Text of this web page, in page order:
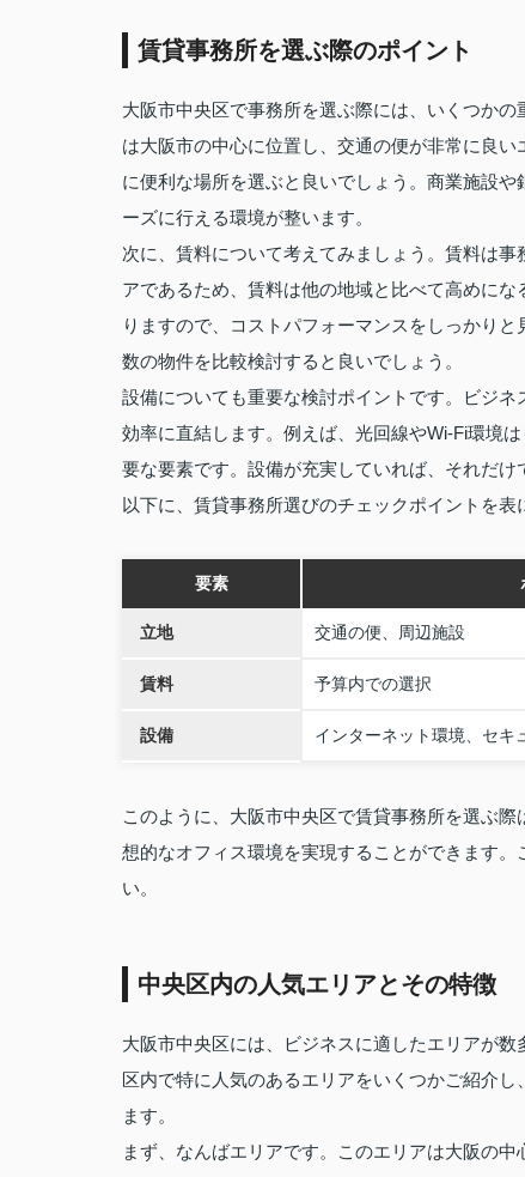
賃貸事務所を選ぶ際のポイント
大阪市中央区で事務所を選ぶ際には、いくつか
は大阪市の中心に位置し、交通の便が非常に良
に便利な場所を選ぶと良いでしょう。商業施設
ーズに行える環境が整います。
次に、賃料について考えてみましょう。賃料は
アであるため、賃料は他の地域と比べて高めに
りますので、コストパフォーマンスをしっかり
数の物件を比較検討すると良いでしょう。
設備についても重要な検討ポイントです。ビジ
効率に直結します。例えば、光回線やWi-Fi環境
要な要素です。設備が充実していれば、それだけ
以下に、賃貸事務所選びのチェックポイントを表
要素
立地 交通の便、周辺施設
賃料 予算内での選択
設備 インターネット環境、セキ
このように、大阪市中央区で賃貸事務所を選ぶ
想的なオフィス環境を実現することができます
い。
中央区内の人気エリアとその特徴
大阪市中央区には、ビジネスに適したエリアが
区内で特に人気のあるエリアをいくつかご紹介
ます。
まず、なんばエリアです。このエリアは大阪の